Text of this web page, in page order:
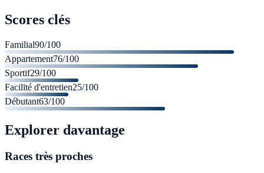
Scores clés
Familial90/100
Appartement76/100
Sportif29/100
Facilité d'entretien25/100
Débutant63/100
Explorer davantage
Races très proches